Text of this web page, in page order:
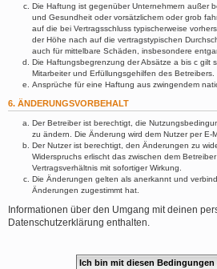
Die Haftung ist gegenüber Unternehmern außer
und Gesundheit oder vorsätzlichem oder grob
auf die bei Vertragsschluss typischerweise
der Höhe nach auf die vertragstypischen
auch für mittelbare Schäden, insbesondere
Die Haftungsbegrenzung der Absätze a bis c gilt
Mitarbeiter und Erfüllungsgehilfen des Betreibers.
Ansprüche für eine Haftung aus zwingendem
6. ÄNDERUNGSVORBEHALT
Der Betreiber ist berechtigt, die
zu ändern. Die Änderung wird dem Nutzer per E-
Der Nutzer ist berechtigt, den Änderungen zu
Widerspruchs erlischt das zwischen dem
Vertragsverhältnis mit sofortiger Wirkung.
Die Änderungen gelten als anerkannt und
Änderungen zugestimmt hat.
Informationen über den Umgang mit deinen
Datenschutzerklärung enthalten.